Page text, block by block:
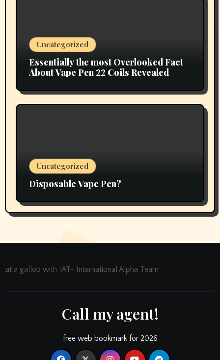
Uncategorized
Essentially the most Overlooked Fact
About Vape Pen 22 Coils Revealed
Uncategorized
Disposable Vape Pen?
at a gallop with IAT- International Alpha Team
Call my agent!
free web bookmark for 2026